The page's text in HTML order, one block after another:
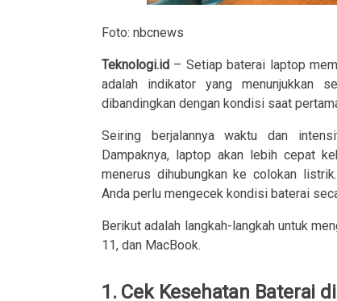
Foto: nbcnews
Teknologi.id – Setiap baterai laptop
adalah indikator yang menunjukkan
dibandingkan dengan kondisi saat
Seiring berjalannya waktu dan
Dampaknya, laptop akan lebih cepat
menerus dihubungkan ke colokan
Anda perlu mengecek kondisi baterai
Berikut adalah langkah-langkah untuk
11, dan MacBook.
1. Cek Kesehatan Baterai